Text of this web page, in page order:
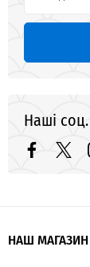
Наші
НАШ МАГАЗИН